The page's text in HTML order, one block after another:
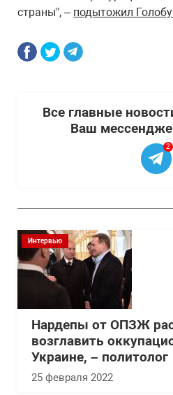
страны", – подытожил
Все главные
Ваш
2
Интервью
Нардепы от ОПЗЖ
возглавить
Украине, – политолог
25 февраля 2022